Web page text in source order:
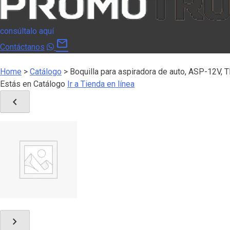
consúltalo aquí
Contáctanos
mail
Home > Catálogo > Boquilla para aspiradora de auto, ASP-12V,
Estás en Catálogo Ir a Tienda en línea
chevron_left
chevron_right